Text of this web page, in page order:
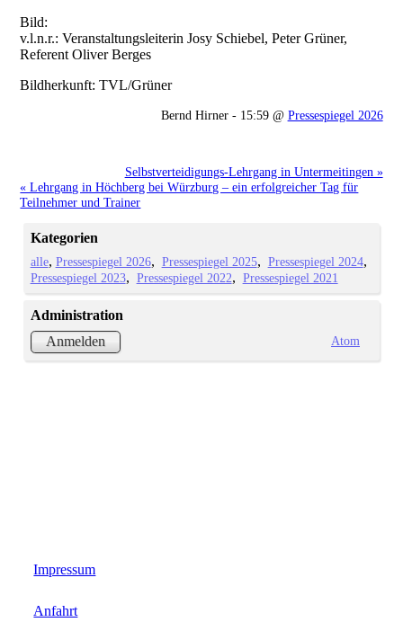
Bild:
v.l.n.r.: Veranstaltungsleiterin Josy Schiebel, Peter Grüner,
Referent Oliver Berges
Bildherkunft: TVL/Grüner
Bernd Hirner - 15:59 @ Pressespiegel 2026
Selbstverteidigungs-Lehrgang in Untermeitingen »
« Lehrgang in Höchberg bei Würzburg – ein erfolgreicher Tag für
Teilnehmer und Trainer
Kategorien
alle Pressespiegel 2026 Pressespiegel 2025
Pressespiegel 2024
Pressespiegel 2023
Pressespiegel 2022 Pressespiegel 2021
Administration
Anmelden
Atom
Impressum
Anfahrt